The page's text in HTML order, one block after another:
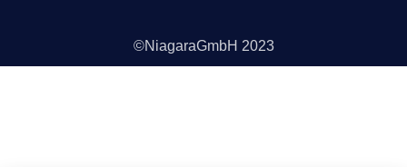
©NiagaraGmbH 2023